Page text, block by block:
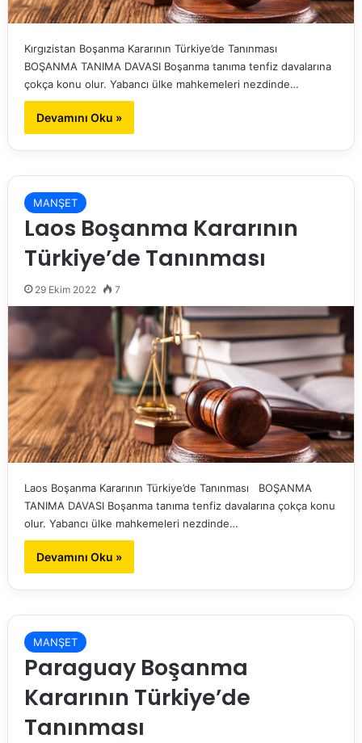
Kırgızistan Boşanma Kararının Türkiye’de Tanınması
BOŞANMA TANIMA DAVASI Boşanma tanıma tenfiz davalarına
çokça konu olur. Yabancı ülke mahkemeleri nezdinde…
Devamını Oku »
MANŞET
Laos Boşanma Kararının
Türkiye’de Tanınması
29 Ekim 2022 7
Laos Boşanma Kararının Türkiye’de Tanınması BOŞANMA
TANIMA DAVASI Boşanma tanıma tenfiz davalarına çokça konu
olur. Yabancı ülke mahkemeleri nezdinde…
Devamını Oku »
MANŞET
Paraguay Boşanma
Kararının Türkiye’de
Tanınması